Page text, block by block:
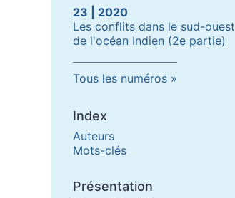
23 | 2020
Les conflits dans le sud-ouest
de l'océan Indien (2e partie)
Tous les numéros
Index
Auteurs
Mots-clés
Présentation